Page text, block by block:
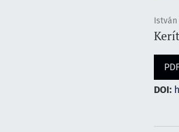
István
DOI: